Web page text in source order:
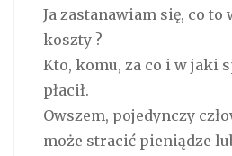
Ja zastanawiam się, co to
koszty ?
Kto, komu, za co i w jaki
płacił.
Owszem, pojedynczy
może stracić pieniądze